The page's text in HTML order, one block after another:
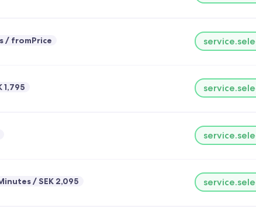
fromPrice
1,795
SEK 2,095